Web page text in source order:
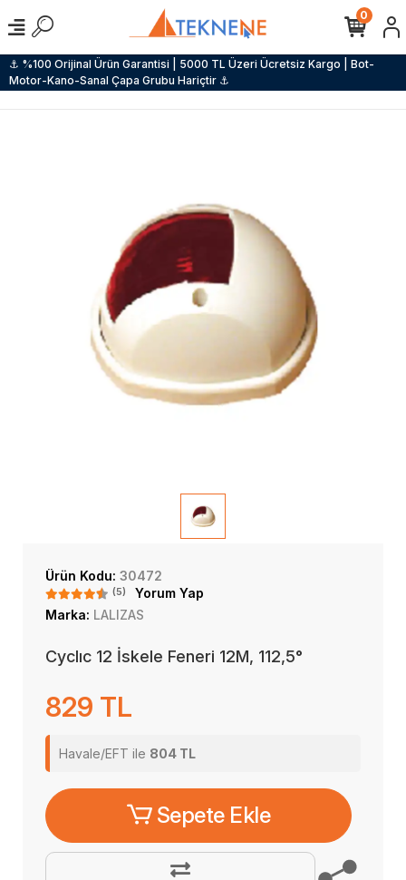
⚓ %100 Orijinal Ürün Garantisi | 5000 TL Üzeri Ücretsiz Kargo | Bot-
Motor-Kano-Sanal Çapa Grubu Hariçtir ⚓
0
Ürün Kodu: 30472
(5)
Yorum Yap
Marka: LALIZAS
Cyclıc 12 İskele Feneri 12M, 112,5°
829 TL
Havale/EFT ile 804 TL
Sepete Ekle